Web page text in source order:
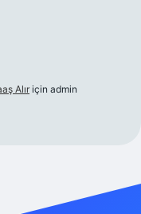
Alır için admin